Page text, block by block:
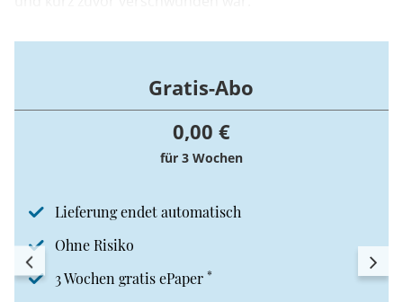
Gratis-Abo
0,00 €
für 3 Wochen
Lieferung endet automatisch
Ohne Risiko
3 Wochen gratis ePaper *